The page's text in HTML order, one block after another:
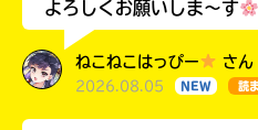
よろしくお願いしま〜す
ねこねこはっぴー さん
2026.08.05 NEW 読